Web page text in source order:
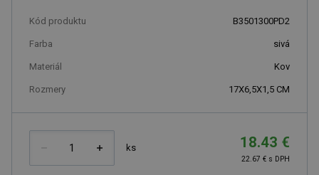
Kód produktu B3501300PD2
Farba sivá
Materiál Kov
Rozmery 17X6,5X1,5 CM
ks 18.43 €
22.67 € s DPH